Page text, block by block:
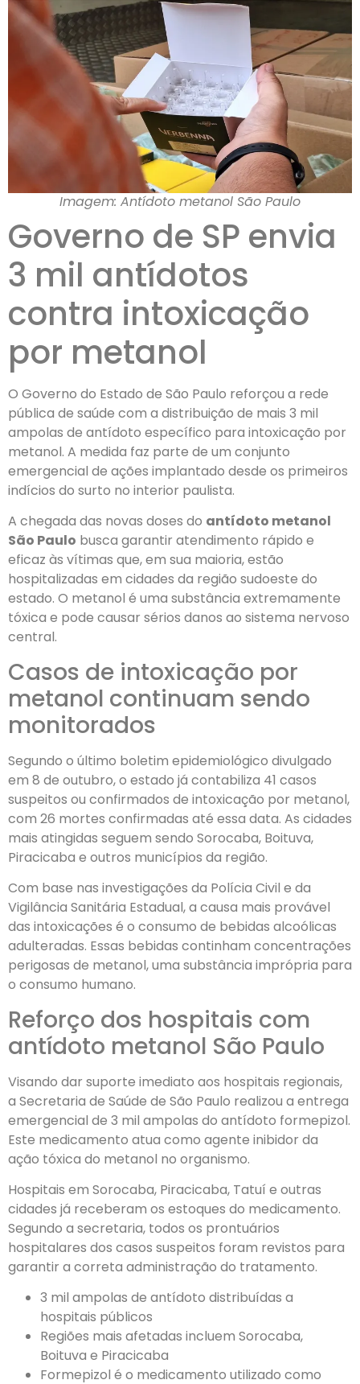
Imagem: Antídoto metanol São Paulo
Governo de SP envia
3 mil antídotos
contra intoxicação
por metanol
O Governo do Estado de São Paulo reforçou a rede
pública de saúde com a distribuição de mais 3 mil
ampolas de antídoto específico para intoxicação por
metanol. A medida faz parte de um conjunto
emergencial de ações implantado desde os primeiros
indícios do surto no interior paulista.
A chegada das novas doses do antídoto metanol
São Paulo busca garantir atendimento rápido e
eficaz às vítimas que, em sua maioria, estão
hospitalizadas em cidades da região sudoeste do
estado. O metanol é uma substância extremamente
tóxica e pode causar sérios danos ao sistema nervoso
central.
Casos de intoxicação por
metanol continuam sendo
monitorados
Segundo o último boletim epidemiológico divulgado
em 8 de outubro, o estado já contabiliza 41 casos
suspeitos ou confirmados de intoxicação por metanol,
com 26 mortes confirmadas até essa data. As cidades
mais atingidas seguem sendo Sorocaba, Boituva,
Piracicaba e outros municípios da região.
Com base nas investigações da Polícia Civil e da
Vigilância Sanitária Estadual, a causa mais provável
das intoxicações é o consumo de bebidas alcoólicas
adulteradas. Essas bebidas continham concentrações
perigosas de metanol, uma substância imprópria para
o consumo humano.
Reforço dos hospitais com
antídoto metanol São Paulo
Visando dar suporte imediato aos hospitais regionais,
a Secretaria de Saúde de São Paulo realizou a entrega
emergencial de 3 mil ampolas do antídoto formepizol.
Este medicamento atua como agente inibidor da
ação tóxica do metanol no organismo.
Hospitais em Sorocaba, Piracicaba, Tatuí e outras
cidades já receberam os estoques do medicamento.
Segundo a secretaria, todos os prontuários
hospitalares dos casos suspeitos foram revistos para
garantir a correta administração do tratamento.
3 mil ampolas de antídoto distribuídas a
hospitais públicos
Regiões mais afetadas incluem Sorocaba,
Boituva e Piracicaba
Formepizol é o medicamento utilizado como